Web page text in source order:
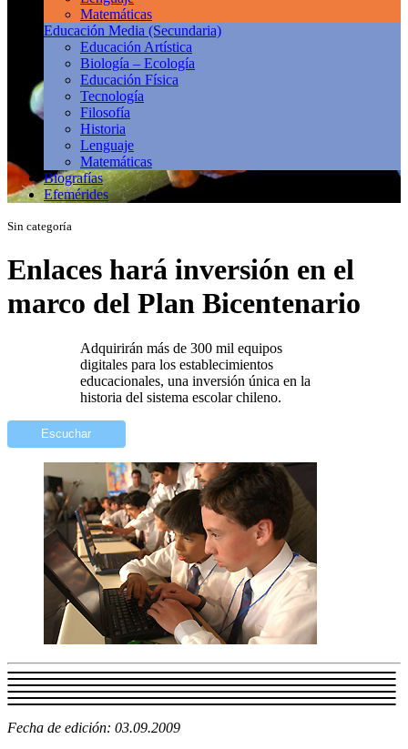
Matemáticas
Educación Media (Secundaria)
Educación Artística
Biología – Ecología
Educación Física
Tecnología
Filosofía
Historia
Lenguaje
Matemáticas
Biografías
Efemérides
Sin categoría
Enlaces hará inversión en el
marco del Plan Bicentenario
Adquirirán más de 300 mil equipos
digitales para los establecimientos
educacionales, una inversión única en la
historia del sistema escolar chileno.
Escuchar
Fecha de edición: 03.09.2009